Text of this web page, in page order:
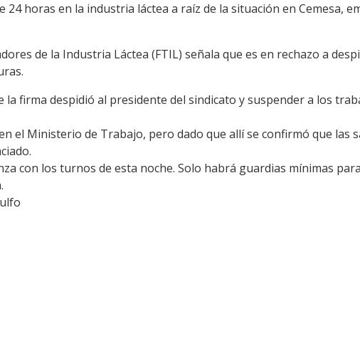
24 horas en la industria láctea a raíz de la situación en Cemesa,
de la Industria Láctea (FTIL) señala que es en rechazo a
la firma despidió al presidente del sindicato y suspender a los
el Ministerio de Trabajo, pero dado que allí se confirmó que las
con los turnos de esta noche. Solo habrá guardias mínimas